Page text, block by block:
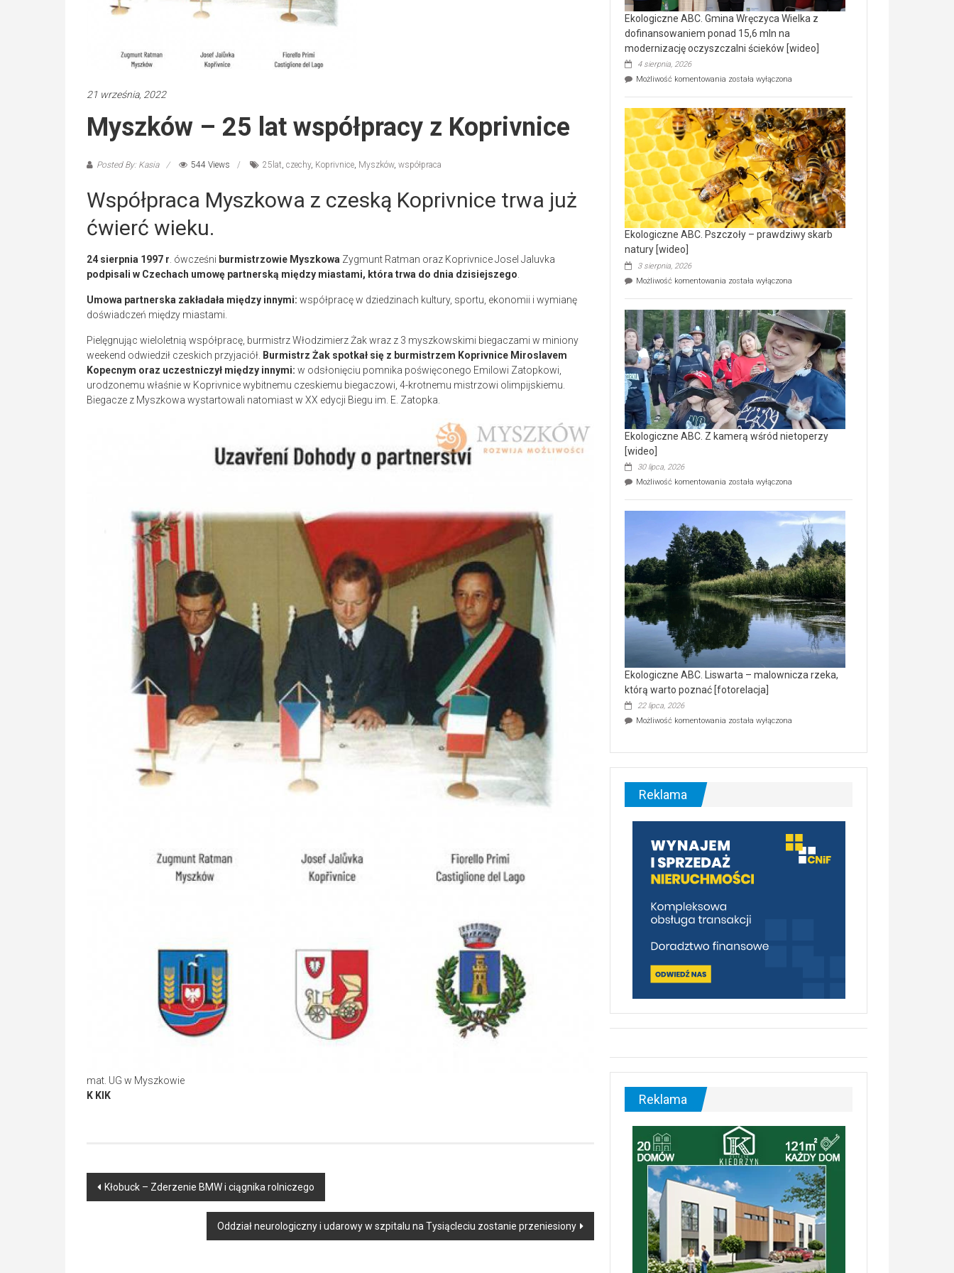
21 września, 2022
Myszków – 25 lat współpracy z Koprivnice
Posted By: Kasia 544 Views 25lat, czechy, Koprivnice, Myszków, współpraca
Współpraca Myszkowa z czeską Koprivnice trwa już
ćwierć wieku.
24 sierpnia 1997 r. ówcześni burmistrzowie Myszkowa Zygmunt Ratman oraz Koprivnice Josel Jaluvka
podpisali w Czechach umowę partnerską między miastami, która trwa do dnia dzisiejszego.
Umowa partnerska zakładała między innymi: współpracę w dziedzinach kultury, sportu, ekonomii i wymianę
doświadczeń między miastami.
Pielęgnując wieloletnią współpracę, burmistrz Włodzimierz Żak wraz z 3 myszkowskimi biegaczami w miniony
weekend odwiedził czeskich przyjaciół. Burmistrz Żak spotkał się z burmistrzem Koprivnice Miroslavem
Kopecnym oraz uczestniczył między innymi: w odsłonięciu pomnika poświęconego Emilowi Zatopkowi,
urodzonemu właśnie w Koprivnice wybitnemu czeskiemu biegaczowi, 4-krotnemu mistrzowi olimpijskiemu.
Biegacze z Myszkowa wystartowali natomiast w XX edycji Biegu im. E. Zatopka.
mat. UG w Myszkowie
K KIK
Post
Kłobuck – Zderzenie BMW i ciągnika rolniczego
Oddział neurologiczny i udarowy w szpitalu na Tysiącleciu zostanie przeniesiony
Ekologiczne ABC. Gmina Wręczyca Wielka z
dofinansowaniem ponad 15,6 mln na
modernizację oczyszczalni ścieków [wideo]
4 sierpnia, 2026
Możliwość komentowania Ekologiczne
Wręczyca
Wielka
z
dofinansowaniem
ponad
15,6
mln
na
modernizację
oczyszczalni
ścieków
[wideo]
została wyłączona
Ekologiczne ABC. Pszczoły – prawdziwy skarb
natury [wideo]
3 sierpnia, 2026
Możliwość komentowania Ekologiczne
–
prawdziwy
skarb
natury
[wideo]
została wyłączona
Ekologiczne ABC. Z kamerą wśród nietoperzy
[wideo]
30 lipca, 2026
Możliwość komentowania Ekologiczne
wśród
nietoperzy
[wideo]
została wyłączona
Ekologiczne ABC. Liswarta – malownicza rzeka,
którą warto poznać [fotorelacja]
22 lipca, 2026
Możliwość komentowania Ekologiczne
–
malownicza
[fotorelacja]
została wyłączona
Reklama
Reklama